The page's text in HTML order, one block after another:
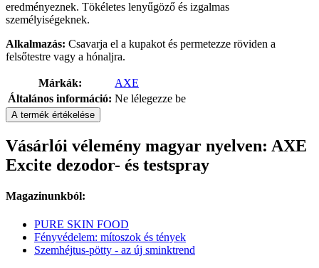
eredményeznek. Tökéletes lenyűgöző és izgalmas
személyiségeknek.
Alkalmazás: Csavarja el a kupakot és permetezze röviden a
felsőtestre vagy a hónaljra.
Márkák:
AXE
Általános információ: Ne lélegezze be
A termék értékelése
Vásárlói vélemény magyar nyelven: AXE
Excite dezodor- és testspray
Magazinunkból:
PURE SKIN FOOD
Fényvédelem: mítoszok és tények
Szemhéjtus-pötty - az új sminktrend